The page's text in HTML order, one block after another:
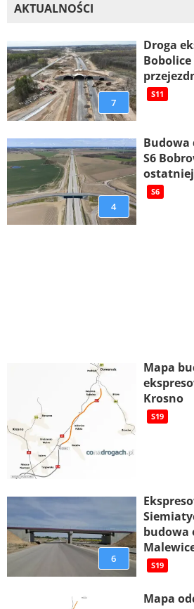
AKTUALNOŚCI
7
Droga
Bobolice
S11
4
Budowa
S6
S6
Mapa
Krosno
S19
6
budowa
S19
Mapa